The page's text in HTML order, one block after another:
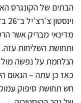
הבתים של הקונגרס
מדינאי מבריק אשר
ותחושת השליחות
הנלחמת על נפשה מול
כאז כן עתה – הנאום
חש תחושת סיפוק